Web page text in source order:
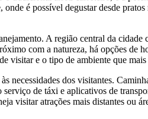
é possível degustar desde
A região central da
com a natureza, há opções de
e o tipo de ambiente que
necessidades dos visitantes.
de táxi e aplicativos de
visitar atrações mais distantes ou